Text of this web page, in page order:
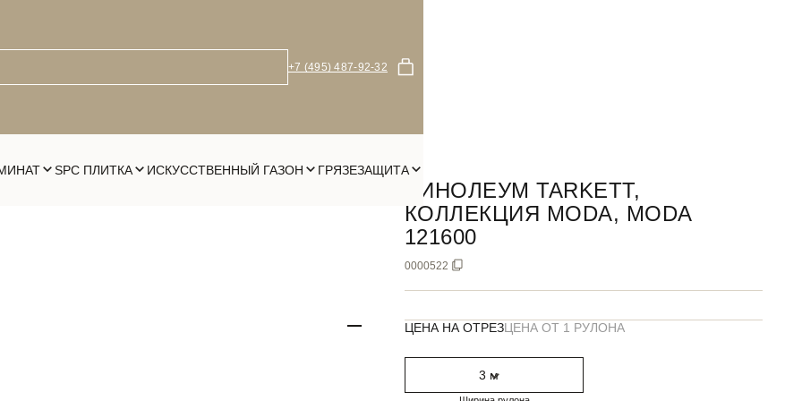
+7 (495) 487-92-32
SPC ПЛИТКА ИСКУССТВЕННЫЙ ГАЗОН ГРЯЗЕЗАЩИТА
ЛИНОЛЕУМ TARKETT,
КОЛЛЕКЦИЯ MODA, MODA
121600
0000522
ЦЕНА НА ОТРЕЗЦЕНА ОТ 1 РУЛОНА